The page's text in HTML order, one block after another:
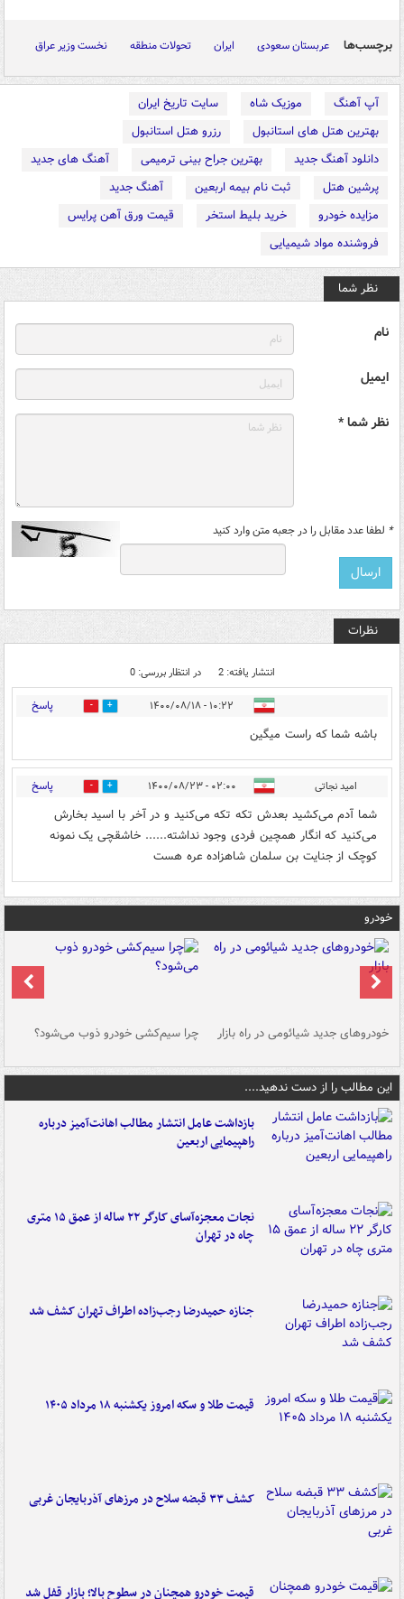
برچسب‌ها عربستان سعودی ایران تحولات منطقه نخست وزیر عراق
آپ آهنگ موزیک شاه
سایت تاریخ ایران
بهترین هتل های استانبول
رزرو هتل استانبول
دانلود آهنگ جدید
بهترین جراح بینی ترمیمی
آهنگ های جدید
پرشین هتل
ثبت نام بیمه اربعین
آهنگ جدید
مزایده خودرو
خرید بلیط استخر
قیمت ورق آهن پرایس
فروشنده مواد شیمیایی
نظر شما
نام
ایمیل
نظر شما *
* لطفا عدد مقابل را در جعبه متن وارد کنید
نظرات
انتشار یافته: 2 در انتظار بررسی: 0
۱۰:۲۲ - ۱۴۰۰/۰۸/۱۸ 0 پاسخ
باشه شما که راست میگین
امید نجاتی ۰۲:۰۰ - ۱۴۰۰/۰۸/۲۳ 0 پاسخ
شما آدم می‌کشید بعدش تکه تکه می‌کنید و در آخر با اسید بخارش
می‌کنید که انگار همچین فردی وجود نداشته...... خاشقچی یک نمونه
کوچک از جنایت بن سلمان شاهزاده عره هست
خودرو
خودروهای جدید شیائومی در راه بازار چرا سیم‌کشی خودرو ذوب می‌شود؟
این مطالب را از دست ندهید....
بازداشت عامل انتشار مطالب اهانت‌آمیز درباره
راهپیمایی اربعین
نجات معجزه‌آسای کارگر ۲۲ ساله از عمق ۱۵ متری
چاه در تهران
جنازه حمیدرضا رجب‌زاده اطراف تهران کشف شد
قیمت طلا و سکه امروز یکشنبه ۱۸ مرداد ۱۴۰۵
کشف ۳۳ قبضه سلاح در مرزهای آذربایجان غربی
قیمت خودرو همچنان در سطوح بالا؛ بازار قفل شد